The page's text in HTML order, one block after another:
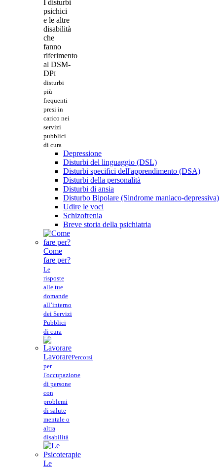
I disturbi
psichici
e le altre
disabilità
che
fanno
riferimento
al DSM-
DPI
disturbi
più
frequenti
presi in
carico nei
servizi
pubblici
di cura
Depressione
Disturbi del linguaggio (DSL)
Disturbi specifici dell'apprendimento (DSA)
Disturbi della personalità
Disturbi di ansia
Disturbo Bipolare (Sindrome maniaco-depressiva)
Udire le voci
Schizofrenia
Breve storia della psichiatria
Come
fare per?
Le
risposte
alle tue
domande
all’interno
dei Servizi
Pubblici
di cura
LavorarePercorsi
per
l'occupazione
di persone
con
problemi
di salute
mentale o
altra
disabilità
Le